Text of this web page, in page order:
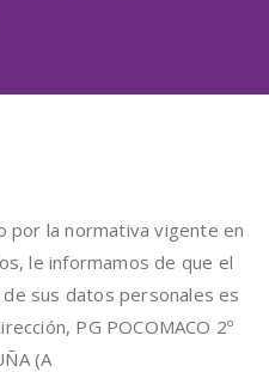
por la normativa vigente en
le informamos de que el
sus datos personales es
PG POCOMACO 2º
(A